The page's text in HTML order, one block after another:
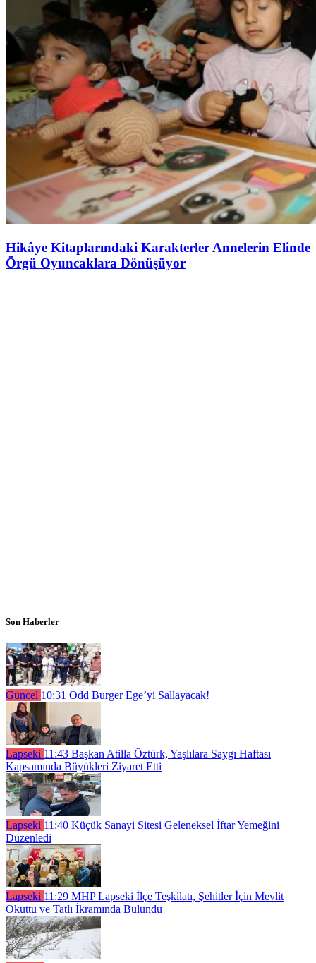
Hikâye Kitaplarındaki Karakterler Annelerin Elinde
Örgü Oyuncaklara Dönüşüyor
Son Haberler
Güncel 10:31 Odd Burger Ege’yi Sallayacak!
Lapseki 11:43 Başkan Atilla Öztürk, Yaşlılara Saygı Haftası
Kapsamında Büyükleri Ziyaret Etti
Lapseki 11:40 Küçük Sanayi Sitesi Geleneksel İftar Yemeğini
Düzenledi
Lapseki 11:29 MHP Lapseki İlçe Teşkilatı, Şehitler İçin Mevlit
Okuttu ve Tatlı İkramında Bulundu